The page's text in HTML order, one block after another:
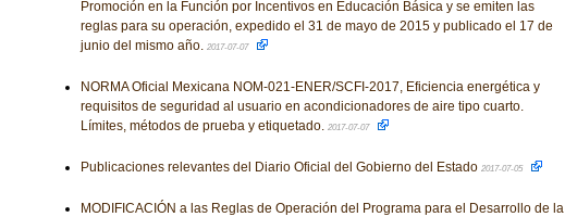
Promoción en la Función por Incentivos en Educación Básica y se emiten las
reglas para su operación, expedido el 31 de mayo de 2015 y publicado el 17 de
junio del mismo año. 2017-07-07
NORMA Oficial Mexicana NOM-021-ENER/SCFI-2017, Eficiencia energética y
requisitos de seguridad al usuario en acondicionadores de aire tipo cuarto.
Límites, métodos de prueba y etiquetado. 2017-07-07
Publicaciones relevantes del Diario Oficial del Gobierno del Estado 2017-07-05
MODIFICACIÓN a las Reglas de Operación del Programa para el Desarrollo de la